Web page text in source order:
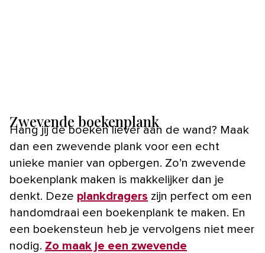
Zwevende boekenplank
Hang jij de boeken liever aan de wand? Maak
dan een zwevende plank voor een echt
unieke manier van opbergen. Zo’n zwevende
boekenplank maken is makkelijker dan je
denkt. Deze plankdragers zijn perfect om een
handomdraai een boekenplank te maken. En
een boekensteun heb je vervolgens niet meer
nodig. Zo maak je een zwevende